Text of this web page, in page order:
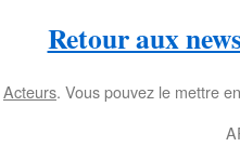
Retour aux
Acteurs. Vous pouvez le mettre